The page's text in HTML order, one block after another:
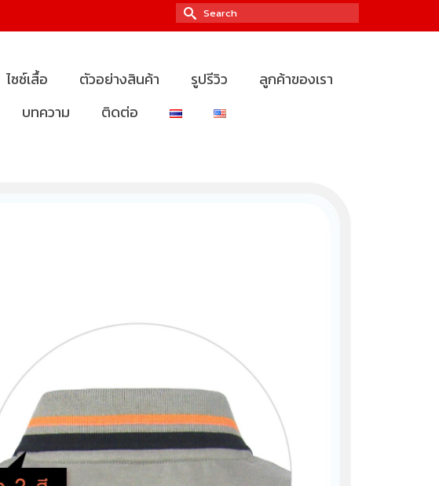
Search
for:
ไซซ์เสื้อ ตัวอย่างสินค้า รูปรีวิว
ลูกค้าของเรา
บทความ ติดต่อ